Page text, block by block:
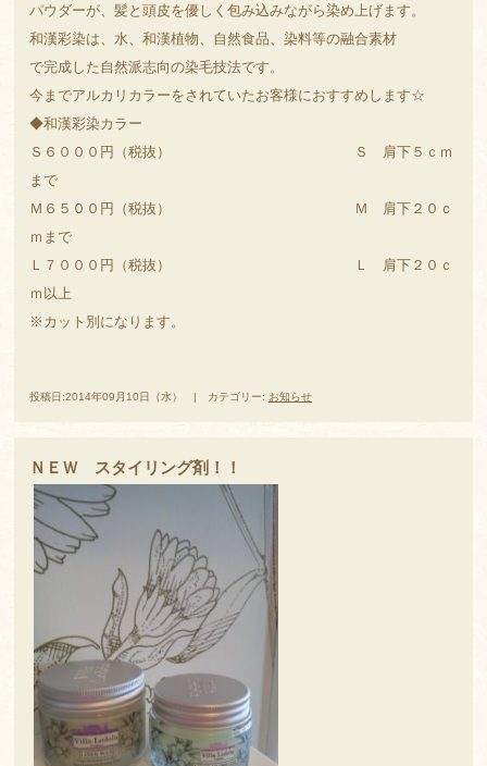
パウダーが、髪と頭皮を優しく包み込みながら染め上げます。
和漢彩染は、水、和漢植物、自然食品、染料等の融合素材
で完成した自然派志向の染毛技法です。
今までアルカリカラーをされていたお客様におすすめします☆
◆和漢彩染カラー
Ｓ６０００円（税抜） Ｓ 肩下５ｃｍ
まで
Ｍ６５００円（税抜） Ｍ 肩下２０ｃ
ｍまで
Ｌ７０００円（税抜） Ｌ 肩下２０ｃ
ｍ以上
※カット別になります。
投稿日:2014年09月10日（水） | カテゴリー: お知らせ
ＮＥＷ スタイリング剤！！